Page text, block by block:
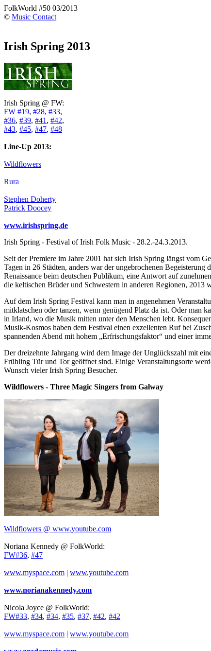
FolkWorld #50 03/2013
© Music Contact
Irish Spring 2013
Irish Spring @ FW:
FW #19, #28, #33,
#36, #39, #41 , #42,
#43, #45, #47, #48
Line-Up 2013:
Wildflowers
Rura
Stephen Doherty
Patrick Doocey
www.irishspring.de
Irish Spring - Festival of Irish Folk Music - 28.2.-24.3.2013.
Seit der Premiere im Jahre 2001 hat sich Irish Spring längst vom
Tagen in 26 Städten, anders war der ungebrochenen
Renaissance beim deutschen Publikum, eine Antwort auf
die keltischen Brüder und Schwestern in anderen Regionen,
Auf dem Irish Spring Festival kann man in angenehmen
mitklatschen oder tanzen, wenn genügend Platz da ist. Oder man
in Irland, wo die Musik mitten unter den Menschen lebt.
Musik-Kosmos haben dem Festival einen exzellenten Ruf bei
spannenden Abend mit hohem „Erfrischungsfaktor“ und einer
Der dreizehnte Jahrgang wird dem Image der Unglückszahl mit
Frühling Tür und Tor geöffnet sind. Einige Veranstaltungsorte
Wunsch vieler Irish Spring Besucher.
Wildflowers - Three Magic Singers from Galway
Wildflowers @ www.youtube.com
Noriana Kennedy @ FolkWorld:
FW#36, #47
www.myspace.com | www.youtube.com
www.norianakennedy.com
Nicola Joyce @ FolkWorld:
FW#33, #34, #34, #35, #37, #42, #42
www.myspace.com | www.youtube.com